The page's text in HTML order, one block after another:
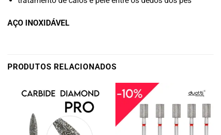
AÇO INOXIDÁVEL
PRODUTOS RELACIONADOS